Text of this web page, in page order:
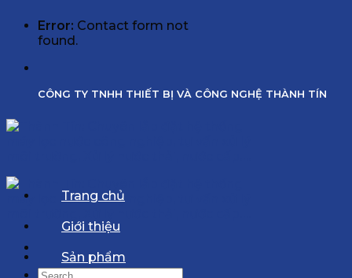
Error: Contact form not
found.
CÔNG TY TNHH THIẾT BỊ VÀ CÔNG NGHỆ THÀNH TÍN
Search
Trang chủ
Giới thiệu
Sản phẩm